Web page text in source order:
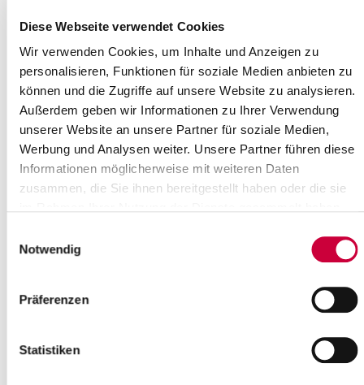
Diese Webseite verwendet Cookies
Wir verwenden Cookies, um Inhalte und Anzeigen zu
personalisieren, Funktionen für soziale Medien anbieten zu
können und die Zugriffe auf unsere Website zu analysieren.
Außerdem geben wir Informationen zu Ihrer Verwendung
unserer Website an unsere Partner für soziale Medien,
Werbung und Analysen weiter. Unsere Partner führen diese
Informationen möglicherweise mit weiteren Daten
zusammen, die Sie ihnen bereitgestellt haben oder die sie
Notwendig
Präferenzen
Statistiken
am Donnerstag, dem 10. März 2016, um 16.30 Uhr.
Itzehoe (1. Stock).
Tagesordnung:
Öffentlicher Teil
Eröffnung der Sitzung, Begrüßung, Festlegungen zur
Tagesordnung
Einwohnerfragestunde
Neubau Außenstelle Steinburg Schule / RBZ
Detlefsengymnasium Glückstadt: Neubau
Detlefsengymnasium Glückstadt: Neubau Sporthalle -
Unterrichtung des Fachausschusses gemäß §10(4) AVO
Ingenieure mit einem Auftragswert über 50.000 € netto
Mitteilung über geplanten Auftrag gemäß § 10 (2) AVO des